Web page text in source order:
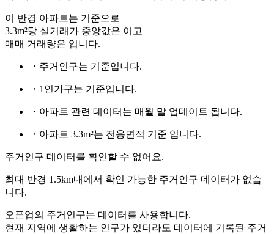
이 반경 아파트는 기준으로
3.3m²당 실거래가 중앙값은 이고
매매 거래량은 입니다.
・주거인구는 기준입니다.
・1인가구는 기준입니다.
・아파트 관련 데이터는 매월 말 업데이트 됩니다.
・아파트 3.3m²는 전용면적 기준 입니다.
주거인구 데이터를 확인할 수 없어요.
최대 반경 1.5km내에서 확인 가능한 주거인구 데이터가 없습
니다.
오픈업의 주거인구는 데이터를 사용합니다.
현재 지역에 생활하는 인구가 있더라도 데이터에 기록된 주거